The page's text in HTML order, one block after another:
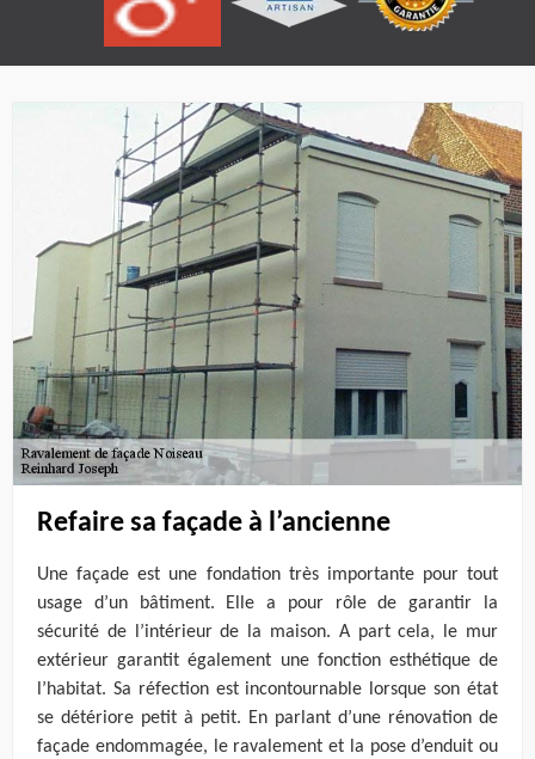
Refaire sa façade à l’ancienne
Une façade est une fondation très importante pour tout
usage d’un bâtiment. Elle a pour rôle de garantir la
sécurité de l’intérieur de la maison. A part cela, le mur
extérieur garantit également une fonction esthétique de
l’habitat. Sa réfection est incontournable lorsque son état
se détériore petit à petit. En parlant d’une rénovation de
façade endommagée, le ravalement et la pose d’enduit ou